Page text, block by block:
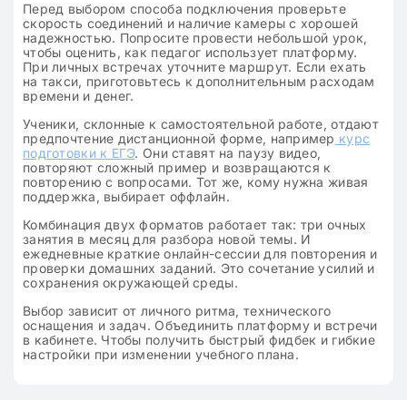
Перед выбором способа подключения проверьте
скорость соединений и наличие камеры с хорошей
надежностью. Попросите провести небольшой урок,
чтобы оценить, как педагог использует платформу.
При личных встречах уточните маршрут. Если ехать
на такси, приготовьтесь к дополнительным расходам
времени и денег.
Ученики, склонные к самостоятельной работе, отдают
предпочтение дистанционной форме, например курс
подготовки к ЕГЭ. Они ставят на паузу видео,
повторяют сложный пример и возвращаются к
повторению с вопросами. Тот же, кому нужна живая
поддержка, выбирает оффлайн.
Комбинация двух форматов работает так: три очных
занятия в месяц для разбора новой темы. И
ежедневные краткие онлайн-сессии для повторения и
проверки домашних заданий. Это сочетание усилий и
сохранения окружающей среды.
Выбор зависит от личного ритма, технического
оснащения и задач. Объединить платформу и встречи
в кабинете. Чтобы получить быстрый фидбек и гибкие
настройки при изменении учебного плана.